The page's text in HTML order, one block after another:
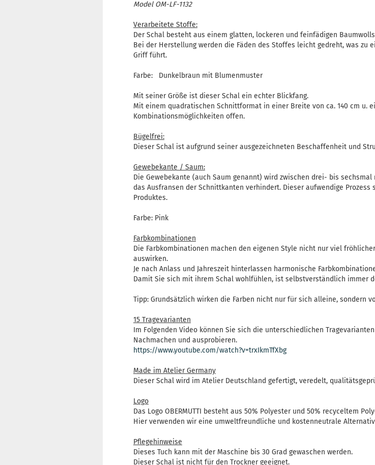
Model OM-LF-1132
Verarbeitete Stoffe:
Der Schal besteht aus einem glatten, lockeren und feinfädigen
Bei der Herstellung werden die Fäden des Stoffes leicht gedreht, was
Griff führt.
Farbe: Dunkelbraun mit Blumenmuster
Mit seiner Größe ist dieser Schal ein echter Blickfang.
Mit einem quadratischen Schnittformat in einer Breite von ca. 140 cm u.
Kombinationsmöglichkeiten offen.
Bügelfrei:
Dieser Schal ist aufgrund seiner ausgezeichneten Beschaffenheit und
Gewebekante / Saum:
Die Gewebekante (auch Saum genannt) wird zwischen drei- bis
das Ausfransen der Schnittkanten verhindert. Dieser aufwendige
Produktes.
Farbe: Pink
Farbkombinationen
Die Farbkombinationen machen den eigenen Style nicht nur viel
auswirken.
Je nach Anlass und Jahreszeit hinterlassen harmonische
Damit Sie sich mit ihrem Schal wohlfühlen, ist selbstverständlich immer
Tipp: Grundsätzlich wirken die Farben nicht nur für sich alleine, sondern
15 Tragevarianten
Im Folgenden Video können Sie sich die unterschiedlichen
Nachmachen und ausprobieren.
https://www.youtube.com/watch?v=trxIkmTfXbg
Made im Atelier Germany
Dieser Schal wird im Atelier Deutschland gefertigt, veredelt,
Logo
Das Logo OBERMUTTI besteht aus 50% Polyester und 50% recyceltem
Hier verwenden wir eine umweltfreundliche und kostenneutrale
Pflegehinweise
Dieses Tuch kann mit der Maschine bis 30 Grad gewaschen werden.
Dieser Schal ist nicht für den Trockner geeignet.